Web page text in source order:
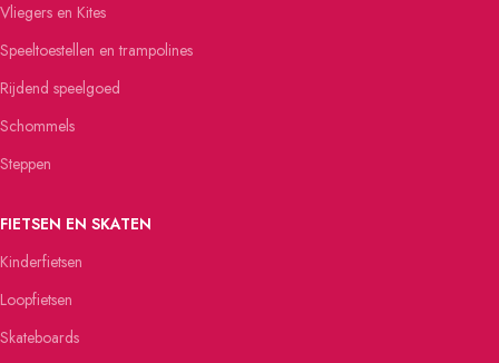
Vliegers en Kites
Speeltoestellen en trampolines
Rijdend speelgoed
Schommels
Steppen
FIETSEN EN SKATEN
Kinderfietsen
Loopfietsen
Skateboards